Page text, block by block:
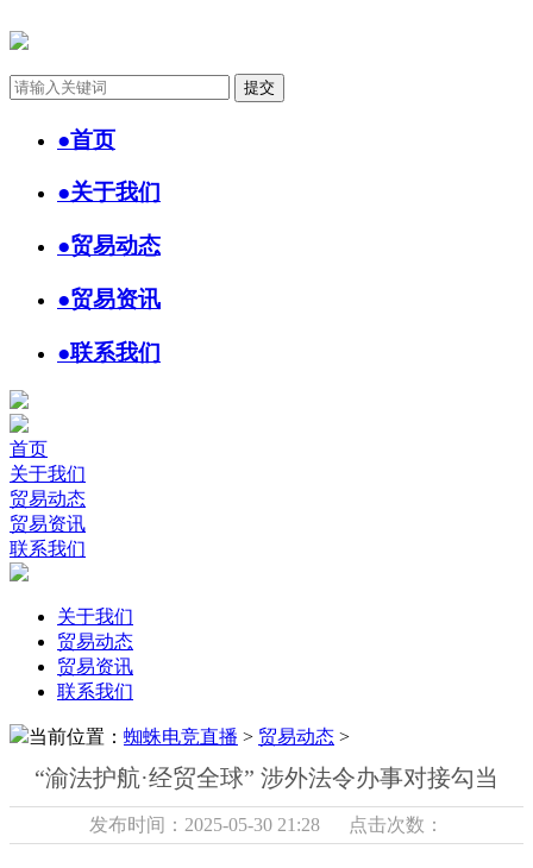
●首页
●关于我们
●贸易动态
●贸易资讯
●联系我们
首页
关于我们
贸易动态
贸易资讯
联系我们
关于我们
贸易动态
贸易资讯
联系我们
当前位置： 蜘蛛电竞直播 > 贸易动态 >
“渝法护航·经贸全球” 涉外法令办事对接勾当
发布时间：2025-05-30 21:28 点击次数：